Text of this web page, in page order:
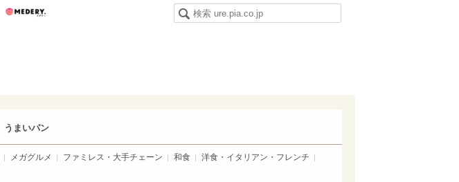
うまい肉
うまいパン
メガグルメ ファミレス・大手チェーン 和食
洋食・イタリアン・フレンチ